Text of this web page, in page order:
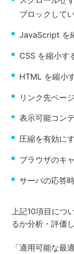
ブロックして
JavaScript を
CSS を縮小す
HTML を縮小
リンク先ペー
表示可能コン
圧縮を有効に
ブラウザのキ
サーバの応答
上記10項目につ
るか分析・評価し
「適用可能な最